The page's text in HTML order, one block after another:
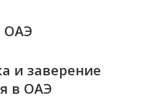
ОАЭ
и заверение
в ОАЭ